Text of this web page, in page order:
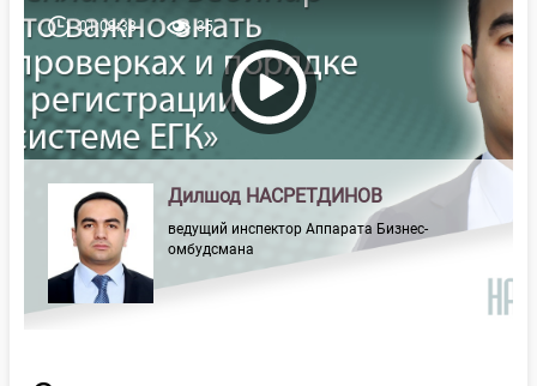
01:03:38 35
Дилшод НАСРЕТДИНОВ
ведущий инспектор Аппарата Бизнес-
омбудсмана